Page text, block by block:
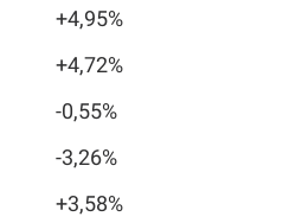
+4,95%
+4,72%
-0,55%
-3,26%
+3,58%